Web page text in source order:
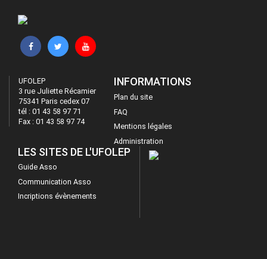
UFOLEP
3 rue Juliette Récamier
75341 Paris cedex 07
tél : 01 43 58 97 71
Fax : 01 43 58 97 74
INFORMATIONS
Plan du site
FAQ
Mentions légales
Administration
LES SITES DE L'UFOLEP
Guide Asso
Communication Asso
Incriptions évènements